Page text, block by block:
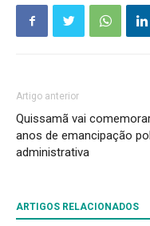
Artigo anterior
Quissamã vai
anos de emancipação
administrativa
ARTIGOS RELACIONADOS